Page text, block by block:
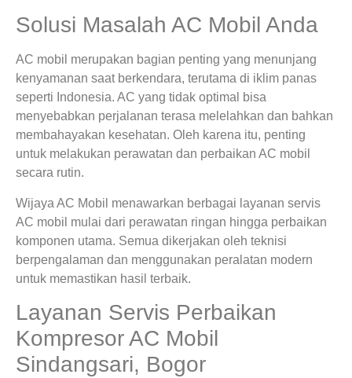
Solusi Masalah AC Mobil Anda
AC mobil merupakan bagian penting yang menunjang
kenyamanan saat berkendara, terutama di iklim panas
seperti Indonesia. AC yang tidak optimal bisa
menyebabkan perjalanan terasa melelahkan dan bahkan
membahayakan kesehatan. Oleh karena itu, penting
untuk melakukan perawatan dan perbaikan AC mobil
secara rutin.
Wijaya AC Mobil menawarkan berbagai layanan servis
AC mobil mulai dari perawatan ringan hingga perbaikan
komponen utama. Semua dikerjakan oleh teknisi
berpengalaman dan menggunakan peralatan modern
untuk memastikan hasil terbaik.
Layanan Servis Perbaikan
Kompresor AC Mobil
Sindangsari, Bogor